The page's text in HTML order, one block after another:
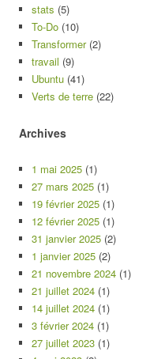
stats (5)
To-Do (10)
Transformer(2)
travail (9)
Ubuntu (41)
Verts de terre (22)
Archives
1 mai 2025 (1)
27 mars 2025 (1)
19 février 2025 (1)
12 février 2025 (1)
31 janvier 2025 (2)
1 janvier 2025 (2)
21 novembre 2024 (1)
21 juillet 2024 (1)
14 juillet 2024 (1)
3 février 2024 (1)
27 juillet 2023 (1)